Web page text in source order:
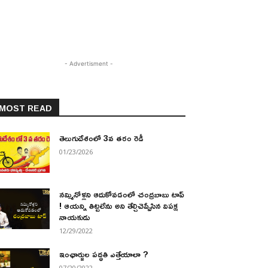
- Advertisment -
READ
తెలుగుదేశంలో 3వ తరం రెడీ
01/23/2026
నమ్మినోళ్లని ఆదుకోవడంలో చంద్రబాబు టాప్
! ఆయన్ని తిట్టలేను అని తేల్చిచెప్పేసిన విపక్ష
నాయకుడు
12/29/2022
ఇంఛార్జుల పద్ధతి ఎత్తేయాలా ?